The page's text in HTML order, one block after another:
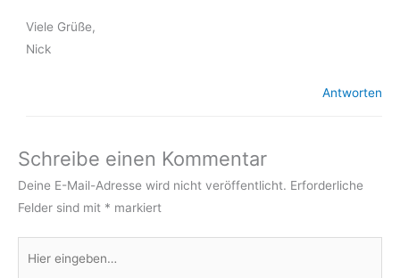
Viele Grüße,
Nick
Antworten
Schreibe einen Kommentar
Deine E-Mail-Adresse wird nicht veröffentlicht. Erforderliche
Felder sind mit * markiert
eingeben…